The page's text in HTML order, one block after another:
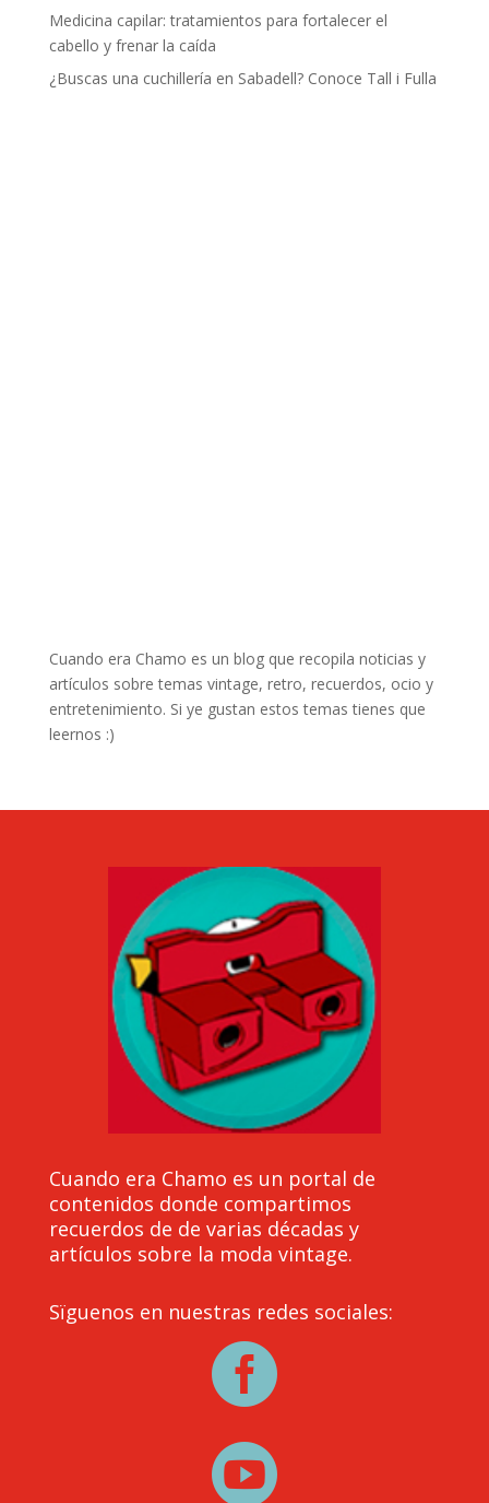
Medicina capilar: tratamientos para fortalecer el
cabello y frenar la caída
¿Buscas una cuchillería en Sabadell? Conoce Tall i Fulla
Cuando era Chamo es un blog que recopila noticias y
artículos sobre temas vintage, retro, recuerdos, ocio y
entretenimiento. Si ye gustan estos temas tienes que
leernos :)
Cuando era Chamo es un portal de
contenidos donde compartimos
recuerdos de de varias décadas y
artículos sobre la moda vintage.
Sïguenos en nuestras redes sociales:

